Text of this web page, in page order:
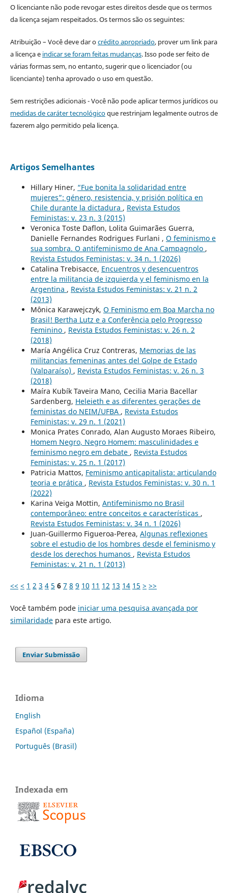
O licenciante não pode revogar estes direitos desde que os termos
da licença sejam respeitados. Os termos são os seguintes:
Atribuição – Você deve dar ocrédito apropriado, prover um link para
a licença e indicar se foram feitas mudanças. Isso pode ser feito de
várias formas sem, no entanto, sugerir que o licenciador (ou
licenciante) tenha aprovado o uso em questão.
Sem restrições adicionais - Você não pode aplicar termos jurídicos ou
medidas de caráter tecnológicoque restrinjam legalmente outros de
fazerem algo permitido pela licença.
Artigos Semelhantes
Hillary Hiner, “Fue bonita la solidaridad entre
mujeres”: género, resistencia, y prisión política en
Chile durante la dictadura , Revista Estudos
Feministas: v. 23 n. 3 (2015)
Veronica Toste Daflon, Lolita Guimarães Guerra,
Danielle Fernandes Rodrigues Furlani , O feminismo e
sua sombra. O antifeminismo de Ana Campagnolo ,
Revista Estudos Feministas: v. 34 n. 1 (2026)
Catalina Trebisacce, Encuentros y desencuentros
entre la militancia de izquierda y el feminismo en la
Argentina , Revista Estudos Feministas: v. 21 n. 2
(2013)
Mônica Karawejczyk, O Feminismo em Boa Marcha no
Brasil! Bertha Lutz e a Conferência pelo Progresso
Feminino , Revista Estudos Feministas: v. 26 n. 2
(2018)
María Angélica Cruz Contreras, Memorias de las
militancias femeninas antes del Golpe de Estado
(Valparaíso) , Revista Estudos Feministas: v. 26 n. 3
(2018)
Maíra Kubík Taveira Mano, Cecilia Maria Bacellar
Sardenberg, Heleieth e as diferentes gerações de
feministas do NEIM/UFBA , Revista Estudos
Feministas: v. 29 n. 1 (2021)
Monica Prates Conrado, Alan Augusto Moraes Ribeiro,
Homem Negro, Negro Homem: masculinidades e
feminismo negro em debate , Revista Estudos
Feministas: v. 25 n. 1 (2017)
Patricia Mattos, Feminismo anticapitalista: articulando
teoria e prática , Revista Estudos Feministas: v. 30 n. 1
(2022)
Karina Veiga Mottin, Antifeminismo no Brasil
contemporâneo: entre conceitos e características ,
Revista Estudos Feministas: v. 34 n. 1 (2026)
Juan-Guillermo Figueroa-Perea, Algunas reflexiones
sobre el estudio de los hombres desde el feminismo y
desde los derechos humanos , Revista Estudos
Feministas: v. 21 n. 1 (2013)
<< < 1 2 3 4 5 6 7 8 9 10 11 12 13 14 15 > >>
Você também pode iniciar uma pesquisa avançada por
similaridadepara este artigo.
Enviar Submissão
Idioma
English
Español (España)
Português (Brasil)
Indexada em